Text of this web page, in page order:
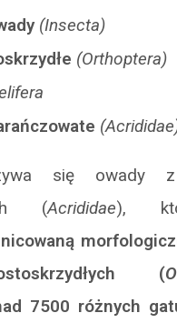
(Insecta)
(Orthoptera)
się owady
(Acrididae),
(
7500 różnych